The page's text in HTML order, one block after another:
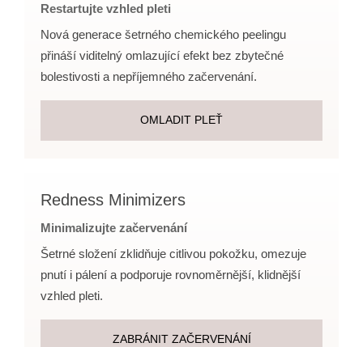
Restartujte vzhled pleti
Nová generace šetrného chemického peelingu
přináší viditelný omlazující efekt bez zbytečné
bolestivosti a nepříjemného začervenání.
OMLADIT PLEŤ
Redness Minimizers
Minimalizujte začervenání
Šetrné složení zklidňuje citlivou pokožku, omezuje
pnutí i pálení a podporuje rovnoměrnější, klidnější
vzhled pleti.
ZABRÁNIT ZAČERVENÁNÍ